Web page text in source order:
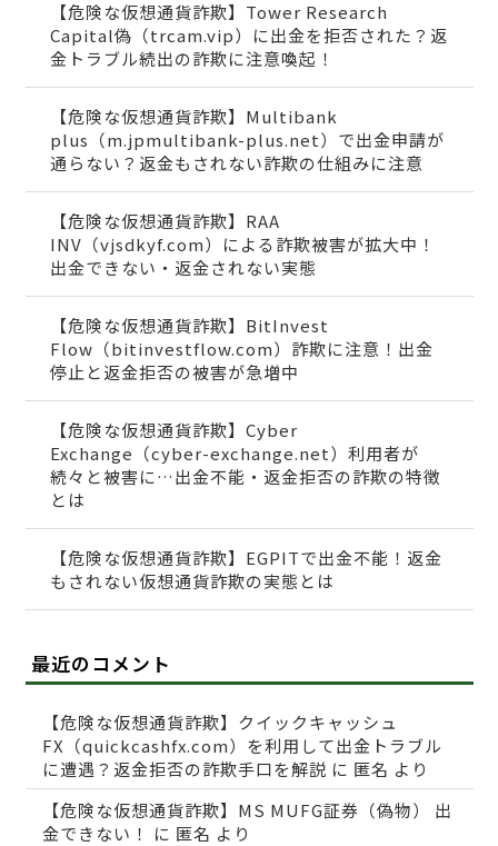
【危険な仮想通貨詐欺】Tower Research
Capital偽（trcam.vip）に出金を拒否された？返
金トラブル続出の詐欺に注意喚起！
【危険な仮想通貨詐欺】Multibank
plus（m.jpmultibank-plus.net）で出金申請が
通らない？返金もされない詐欺の仕組みに注意
【危険な仮想通貨詐欺】RAA
INV（vjsdkyf.com）による詐欺被害が拡大中！
出金できない・返金されない実態
【危険な仮想通貨詐欺】BitInvest
Flow（bitinvestflow.com）詐欺に注意！出金
停止と返金拒否の被害が急増中
【危険な仮想通貨詐欺】Cyber
Exchange（cyber-exchange.net）利用者が
続々と被害に…出金不能・返金拒否の詐欺の特徴
とは
【危険な仮想通貨詐欺】EGPITで出金不能！返金
もされない仮想通貨詐欺の実態とは
最近のコメント
【危険な仮想通貨詐欺】クイックキャッシュ
FX（quickcashfx.com）を利用して出金トラブル
に遭遇？返金拒否の詐欺手口を解説 に 匿名 より
【危険な仮想通貨詐欺】MS MUFG証券（偽物） 出
金できない！
に 匿名 より